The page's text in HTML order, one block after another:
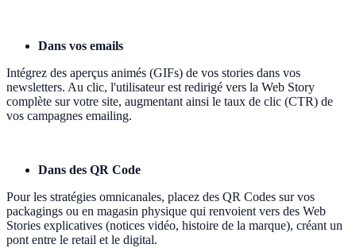
Dans vos emails
Intégrez des aperçus animés (GIFs) de vos stories dans vos
newsletters. Au clic, l'utilisateur est redirigé vers la Web Story
complète sur votre site, augmentant ainsi le taux de clic (CTR) de
vos campagnes emailing.
Dans des QR Code
Pour les stratégies omnicanales, placez des QR Codes sur vos
packagings ou en magasin physique qui renvoient vers des Web
Stories explicatives (notices vidéo, histoire de la marque), créant un
pont entre le retail et le digital.